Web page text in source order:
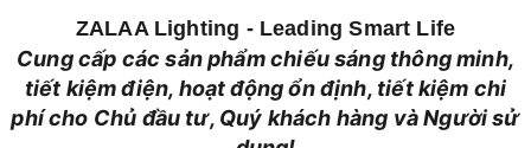
ZALAA Lighting - Leading Smart Life
Cung cấp các sản phẩm chiếu sáng thông minh,
tiết kiệm điện, hoạt động ổn định, tiết kiệm chi
phí cho Chủ đầu tư, Quý khách hàng và Người sử